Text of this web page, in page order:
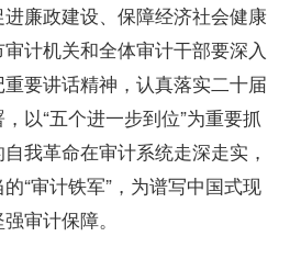
廉政建设、保障经济社会健康
计机关和全体审计干部要深入
要讲话精神，认真落实二十届
以“五个进一步到位”为重要抓
我革命在审计系统走深走实，
“审计铁军”，为谱写中国式现
审计保障。